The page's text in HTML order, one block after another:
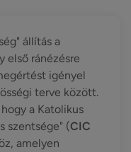
állítás a
első ránézésre
igényel
terve között.
a Katolikus
szentsége" (CIC
amelyen